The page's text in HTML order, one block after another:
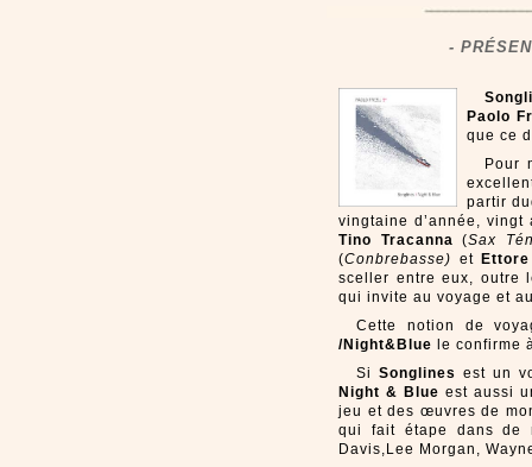
-
Paolo
que ce
Pour
partir
vingtaine d’année,
Tino Tracanna (Sax
(Conbrebasse) et
sceller entre eux, outre
qui invite au voyage et
Cette notion de
/Night&Blue le confirme
Si Songlines est un
Night & Blue est aussi
jeu et des œuvres de
qui fait étape dans de
Davis,Lee Morgan,